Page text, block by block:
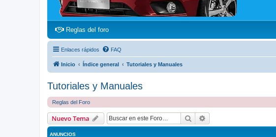
Reglas del foro(Opens a new tab)
Enlaces rápidos FAQ
Inicio Índice general Tutoriales y Manuales
Tutoriales y Manuales
Reglas del Foro
Nuevo Tema Buscar
ANUNCIOS